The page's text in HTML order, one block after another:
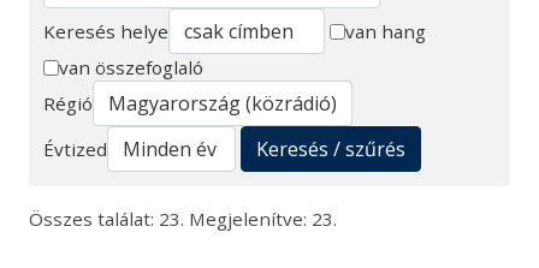
Keresés
Keresés helye
van hang
van összefoglaló
Régió
Évtized
Keresés / szűrés
Összes találat: 23. Megjelenítve: 23.